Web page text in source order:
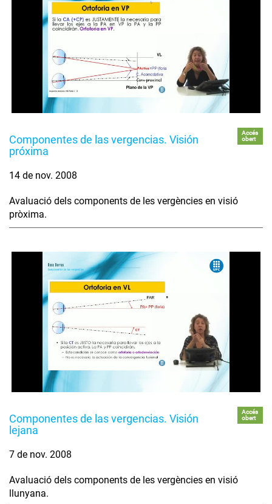
Componentes de las vergencias. Visión
próxima
Accés
obert
14 de nov. 2008
Avaluació dels components de les vergències en visió
pròxima.
Componentes de las vergencias. Visión
lejana
Accés
obert
7 de nov. 2008
Avaluació dels components de les vergències en visió
llunyana.